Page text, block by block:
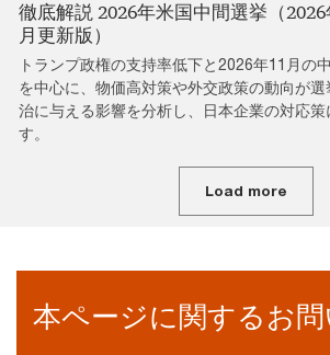
徹底解説 2026年米国中間選挙（2026
月更新版）
トランプ政権の支持率低下と2026年11月の
を中心に、物価高対策や外交政策の動向が
治に与える影響を分析し、日本企業の対応策
す。
Load more
本ページに関するお